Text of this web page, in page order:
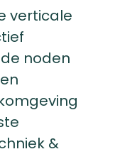
verticale
noden
&